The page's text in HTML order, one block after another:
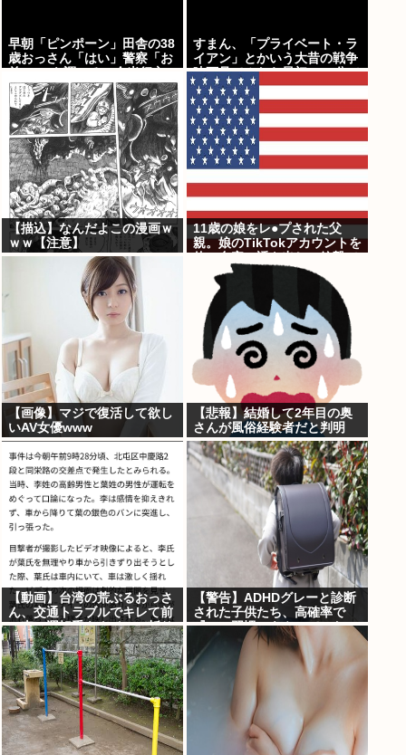
早朝「ピンポーン」田舎の38
歳おっさん「はい」警察「お
不明・被児童搾取センターか
らの通報により児ホ゜画像を
発見、逮捕
すまん、「プライベート・ラ
イアン」とかいう大昔の戦争
映画見てみたら最初の30分で
地獄なんだが…これずっと続
く感じ？
【描込】なんだよこの漫画ｗ
ｗｗ【注意】
11歳の娘をレ●プされた父
親。娘のTikTokアカウントを
天誅！
【画像】マジで復活して欲し
いAV女優www
【悲報】結婚して2年目の奥
さんが風俗経験者だと判明
【動画】台湾の荒ぶるおっさ
ん、交通トラブルでキレて前
の車の運転手をナイフで斬り
つけるも壮絶な返り討ちにあ
う
【警告】ADHDグレーと診断
された子供たち、高確率で
『この習慣』をやっていた
→！！！